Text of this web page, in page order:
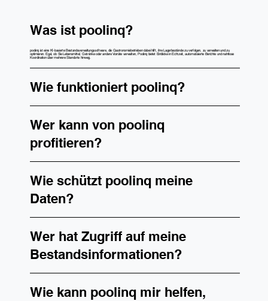
Was ist poolinq?
poolinq ist eine KI-basierte Bestandsverwaltungssoftware, die Gastronomiebetrieben dabei hilft, ihre Lagerbestände zu verfolgen, zu verwalten und zu
optimieren. Egal, ob Sie Lebensmittel, Getränke oder andere Vorräte verwalten, Poolinq bietet Einblicke in Echtzeit, automatisierte Berichte und nahtlose
Koordination über mehrere Standorte hinweg.
Wie funktioniert poolinq?
Wer kann von poolinq
profitieren?
Wie schützt poolinq meine
Daten?
Wer hat Zugriff auf meine
Bestandsinformationen?
Wie kann poolinq mir helfen,